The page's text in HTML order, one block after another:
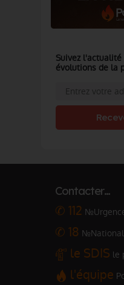
Suivez
évolutions de la
Contacter…
✆ 112
✆ 18 №National
le SDIS le
l'équipe